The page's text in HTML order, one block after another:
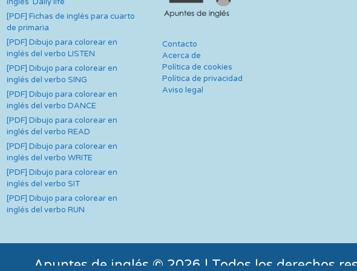
[PDF] Fichas de inglés para cuarto
de primaria
[PDF] Dibujo para colorear en
inglés del verbo LISTEN
[PDF] Dibujo para colorear en
inglés del verbo SING
[PDF] Dibujo para colorear en
inglés del verbo DANCE
[PDF] Dibujo para colorear en
inglés del verbo READ
[PDF] Dibujo para colorear en
inglés del verbo WRITE
[PDF] Dibujo para colorear en
inglés del verbo SIT
[PDF] Dibujo para colorear en
inglés del verbo RUN
Contacto
Acerca de
Política de cookies
Política de privacidad
Aviso legal
Apuntes de inglés © 2026 | Todos los derechos